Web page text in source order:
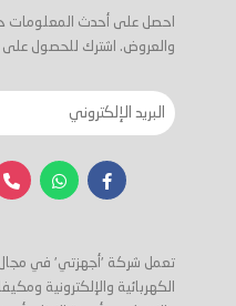
احصل على أحدث المعلومات
والعروض. اشترك للحصول
تعمل شركة 'أجهزتي' في مجال
الكهربائية والإلكترونية